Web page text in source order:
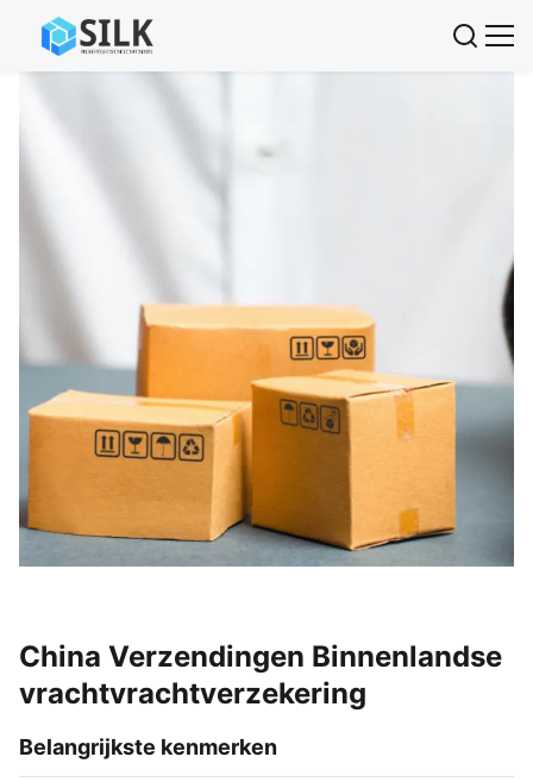
China Verzendingen Binnenlandse
vrachtvrachtverzekering
Belangrijkste kenmerken